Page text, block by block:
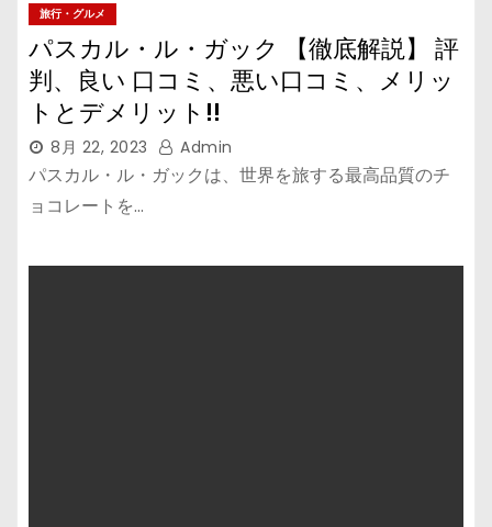
旅行・グルメ
パスカル・ル・ガック 【徹底解説】 評
判、良い 口コミ、悪い口コミ、メリッ
トとデメリット!!
8月 22, 2023 Admin
パスカル・ル・ガックは、世界を旅する最高品質のチ
ョコレートを…